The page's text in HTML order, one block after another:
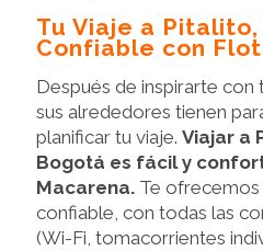
Tu Viaje a Pitalito,
Confiable con
Después de inspirarte
sus alrededores tienen
planificar tu viaje. Viajar a
Bogotá es fácil y
Macarena. Te ofrecemos
confiable, con todas las
(Wi-Fi, tomacorrientes